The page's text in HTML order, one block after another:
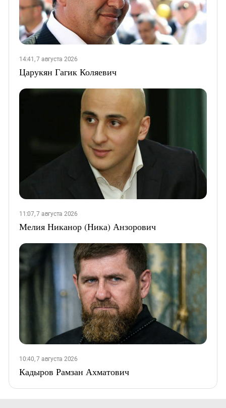
14:41, 7 августа 2026
Царукян Гагик Коляевич
11:07, 7 августа 2026
Мелия Никанор (Ника) Анзорович
10:40, 7 августа 2026
Кадыров Рамзан Ахматович